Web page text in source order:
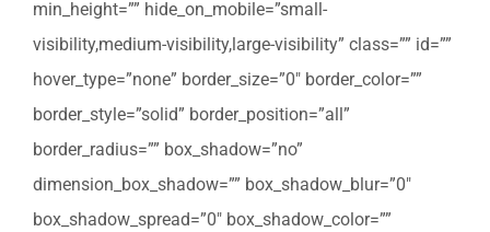
min_height=”” hide_on_mobile=”small-
visibility,medium-visibility,large-visibility” class=”” id=””
hover_type=”none” border_size=”0″ border_color=””
border_style=”solid” border_position=”all”
border_radius=”” box_shadow=”no”
dimension_box_shadow=”” box_shadow_blur=”0″
box_shadow_spread=”0″ box_shadow_color=””